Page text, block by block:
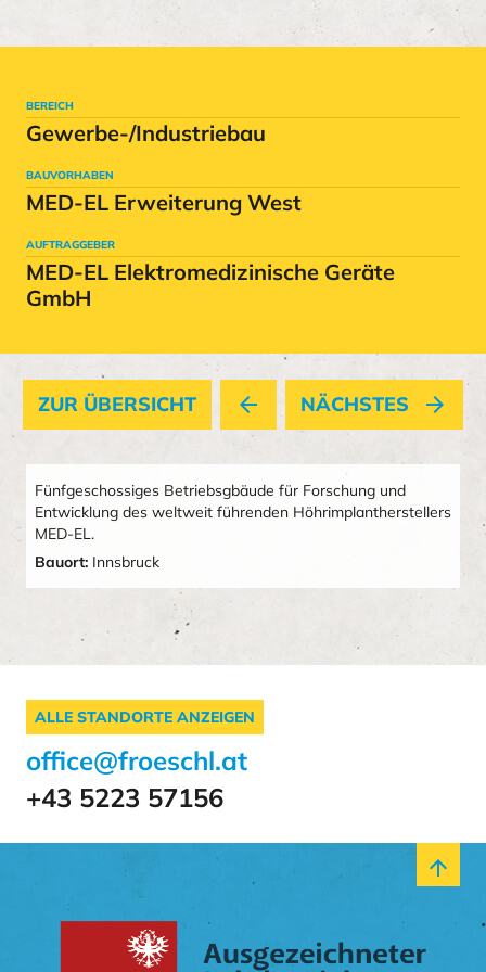
BEREICH
Gewerbe-/Industriebau
BAUVORHABEN
MED-EL Erweiterung West
AUFTRAGGEBER
MED-EL Elektromedizinische Geräte
GmbH
ZUR ÜBERSICHT arrow_back NÄCHSTES arrow_forward
Fünfgeschossiges Betriebsgbäude für Forschung und
Entwicklung des weltweit führenden Höhrimplantherstellers
MED-EL.
Bauort: Innsbruck
ALLE STANDORTE ANZEIGEN
office@froeschl.at
+43 5223 57156
arrow_upward